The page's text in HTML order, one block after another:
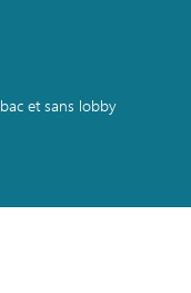
et sans lobby